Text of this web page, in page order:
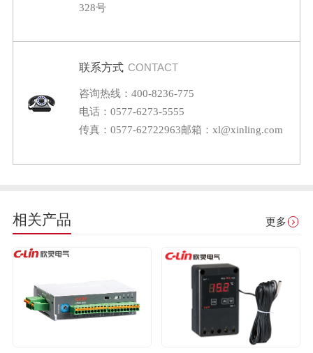
328号
联系方式 CONTACT
咨询热线：400-8236-775
电话：0577-6273-5555
传真：0577-62722963邮箱：xl@xinling.com
相关产品 更多